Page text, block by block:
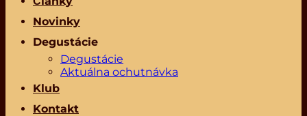
Novinky
Degustácie
Degustácie
Aktuálna ochutnávka
Klub
Kontakt